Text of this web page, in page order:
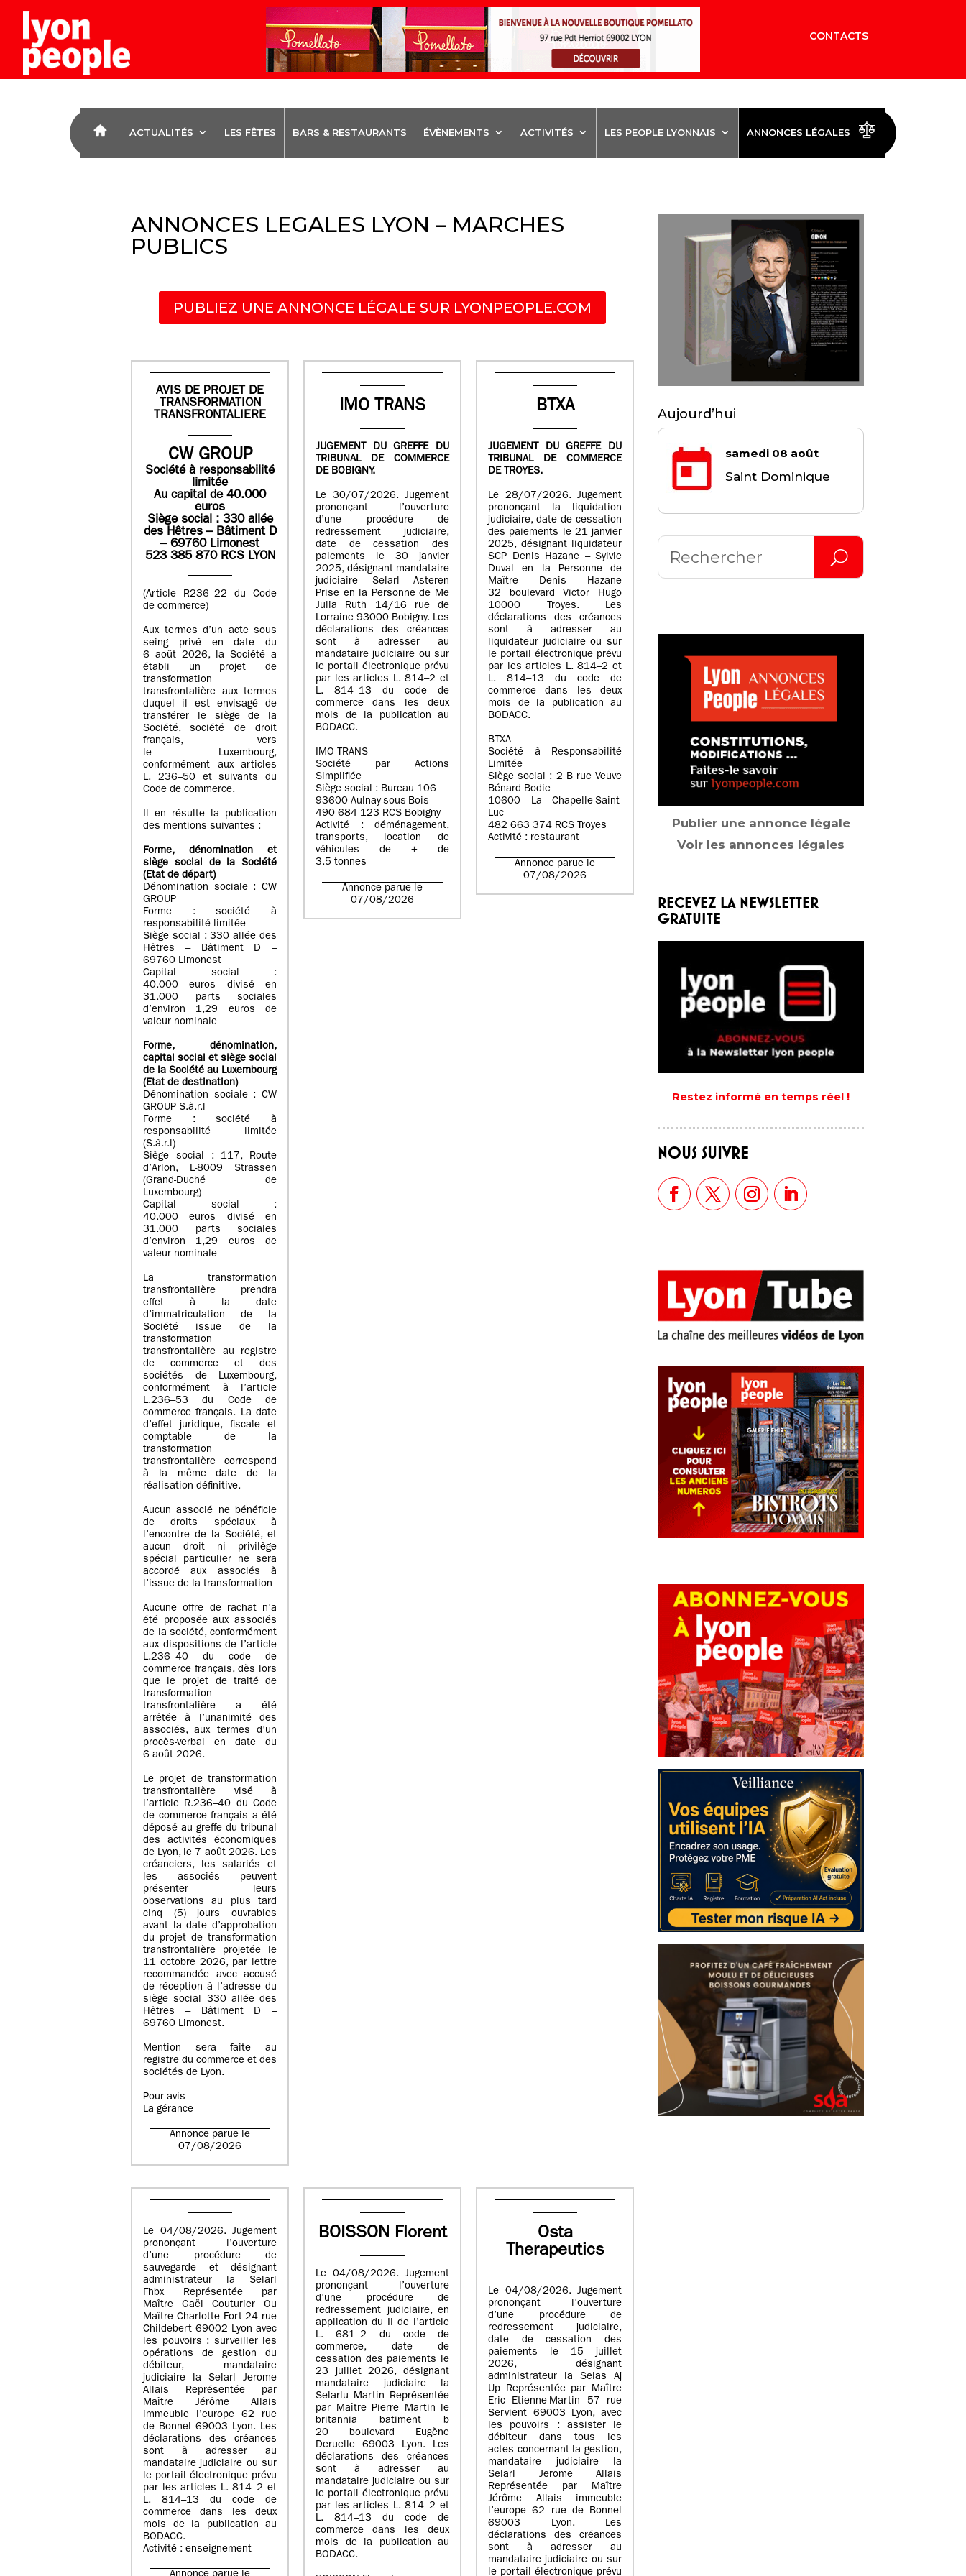
CONTACTS
ACTUALITÉS LES FÊTES BARS & RESTAURANTS ÉVÈNEMENTS ACTIVITÉS LES PEOPLE LYONNAIS ANNONCES LÉGALES
ANNONCES LEGALES LYON – MARCHES
PUBLICS
PUBLIEZ UNE ANNONCE LÉGALE SUR LYONPEOPLE.COM
AVIS DE PROJET DE
TRANSFORMATION
TRANSFRONTALIERE
CW GROUP
Société à responsabilité
limitée
Au capital de 40.000
euros
Siège social : 330 allée
des Hêtres – Bâtiment D
– 69760 Limonest
523 385 870 RCS LYON
(Article R236–22 du Code
de commerce)
Aux termes d’un acte sous
seing privé en date du
6 août 2026, la Société a
établi un projet de
transformation
transfrontalière aux termes
duquel il est envisagé de
transférer le siège de la
Société, société de droit
français, vers
le Luxembourg,
conformément aux articles
L. 236–50 et suivants du
Code de commerce.
Il en résulte la publication
des mentions suivantes :
Forme, dénomination et
siège social de la Société
(Etatde départ)
Dénomination sociale : CW
GROUP
Forme : société à
responsabilité limitée
Siège social : 330 allée des
Hêtres – Bâtiment D –
69760 Limonest
Capital social :
40.000 euros divisé en
31.000 parts sociales
d’environ 1,29 euros de
valeur nominale
Forme, dénomination,
capital social et siège social
de la Société au Luxembourg
(Etat de destination)
Dénomination sociale : CW
GROUP S.à.r.l
Forme : société à
responsabilité limitée
(S.à.r.l)
Siège social : 117, Route
d’Arlon, L-8009 Strassen
(Grand-Duché de
Luxembourg)
Capital social :
40.000 euros divisé en
31.000 parts sociales
d’environ 1,29 euros de
valeur nominale
La transformation
transfrontalière prendra
effet à la date
d’immatriculation de la
Société issue de la
transformation
transfrontalière au registre
de commerce et des
sociétés de Luxembourg,
conformément à l’article
L.236–53 du Code de
commerce français. La date
d’effet juridique, fiscale et
comptable de la
transformation
transfrontalière correspond
à la même date de la
réalisation définitive.
Aucun associé ne bénéficie
de droits spéciaux à
l’encontre de la Société, et
aucun droit ni privilège
spécial particulier ne sera
accordé aux associés à
l’issue de la transformation
Aucune offre de rachat n’a
été proposée aux associés
de la société, conformément
aux dispositions de l’article
L.236–40 du code de
commerce français, dès lors
que le projet de traité de
transformation
transfrontalière a été
arrêtée à l’unanimité des
associés, aux termes d’un
procès-verbal en date du
6 août 2026.
Le projet de transformation
transfrontalière visé à
l’article R.236–40 du Code
de commerce français a été
déposé au greffe du tribunal
des activités économiques
de Lyon, le 7 août 2026. Les
créanciers, les salariés et
les associés peuvent
présenter leurs
observations au plus tard
cinq (5) jours ouvrables
avant la date d’approbation
du projet de transformation
transfrontalière projetée le
11 octobre 2026, par lettre
recommandée avec accusé
de réception à l’adresse du
siège social 330 allée des
Hêtres – Bâtiment D –
69760 Limonest.
Mention sera faite au
registre du commerce et des
sociétés de Lyon.
Pour avis
La gérance
Annonce parue le
07/08/2026
IMO TRANS
JUGEMENT DU GREFFE DU
TRIBUNAL DE COMMERCE
DE BOBIGNY.
Le 30/07/2026. Jugement
prononçant l’ouverture
d’une procédure de
redressement judiciaire,
date de cessation des
paiements le 30 janvier
2025, désignant mandataire
judiciaire Selarl Asteren
Prise en la Personne de Me
Julia Ruth 14/16 rue de
Lorraine 93000 Bobigny. Les
déclarations des créances
sont à adresser au
mandataire judiciaire ou sur
le portail électronique prévu
par les articles L. 814–2 et
L. 814–13 du code de
commerce dans les deux
mois de la publication au
BODACC.
IMO TRANS
Société par Actions
Simplifiée
Siège social : Bureau 106
93600 Aulnay-sous-Bois
490 684 123 RCS Bobigny
Activité : déménagement,
transports, location de
véhicules de + de
3.5 tonnes
Annonce parue le
07/08/2026
BTXA
JUGEMENT DU GREFFE DU
TRIBUNAL DE COMMERCE
DE TROYES.
Le 28/07/2026. Jugement
prononçant la liquidation
judiciaire, date de cessation
des paiements le 21 janvier
2025, désignant liquidateur
SCP Denis Hazane – Sylvie
Duval en la Personne de
Maître Denis Hazane
32 boulevard Victor Hugo
10000 Troyes. Les
déclarations des créances
sont à adresser au
liquidateur judiciaire ou sur
le portail électronique prévu
par les articles L. 814–2 et
L. 814–13 du code de
commerce dans les deux
mois de la publication au
BODACC.
BTXA
Société à Responsabilité
Limitée
Siège social : 2 B rue Veuve
Bénard Bodie
10600 La Chapelle-Saint-
Luc
482 663 374 RCS Troyes
Activité : restaurant
Annonce parue le
07/08/2026
Le 04/08/2026. Jugement
prononçant l’ouverture
d’une procédure de
sauvegarde et désignant
administrateur la Selarl
Fhbx Représentée par
Maître Gaël Couturier Ou
Maître Charlotte Fort 24 rue
Childebert 69002 Lyon avec
les pouvoirs : surveiller les
opérations de gestion du
débiteur, mandataire
judiciaire la Selarl Jerome
Allais Représentée par
Maître Jérôme Allais
immeuble l’europe 62 rue
de Bonnel 69003 Lyon. Les
déclarations des créances
sont à adresser au
mandataire judiciaire ou sur
le portail électronique prévu
par les articles L. 814–2 et
L. 814–13 du code de
commerce dans les deux
mois de la publication au
BODACC.
Activité : enseignement
BOISSON Florent
Le 04/08/2026. Jugement
prononçant l’ouverture
d’une procédure de
redressement judiciaire, en
application du II de l’article
L. 681–2 du code de
commerce, date de
cessation des paiements le
23 juillet 2026, désignant
mandataire judiciaire la
Selarlu Martin Représentée
par Maître Pierre Martin le
britannia batiment b
20 boulevard Eugène
Deruelle 69003 Lyon. Les
déclarations des créances
sont à adresser au
mandataire judiciaire ou sur
le portail électronique prévu
par les articles L. 814–2 et
L. 814–13 du code de
commerce dans les deux
mois de la publication au
BODACC.
Osta
Therapeutics
Le 04/08/2026. Jugement
prononçant l’ouverture
d’une procédure de
redressement judiciaire,
date de cessation des
paiements le 15 juillet
2026, désignant
administrateur la Selas Aj
Up Représentée par Maître
Eric Etienne-Martin 57 rue
Servient 69003 Lyon, avec
les pouvoirs : assister le
débiteur dans tous les
actes concernant la gestion,
mandataire judiciaire la
Selarl Jerome Allais
Représentée par Maître
Jérôme Allais immeuble
l’europe 62 rue de Bonnel
69003 Lyon. Les
déclarations des créances
sont à adresser au
mandataire judiciaire ou sur
le portail électronique prévu
Aujourd’hui
samedi 08 août
Saint Dominique
Publier une annonce légale
Voir les annonces légales
RECEVEZ LA NEWSLETTER
GRATUITE
Restez informé en temps réel !
NOUS SUIVRE